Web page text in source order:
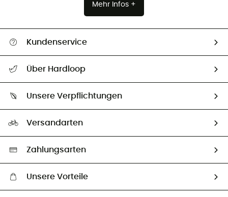
Mehr Infos +
Kundenservice
Größentabelle
Vertrag widerrufen
Über Hardloop
Unsere Botschafter
Unsere Verpflichtungen
Auswahl an nachhaltigen Produkten
Versandarten
Zahlungsarten
Unsere Vorteile